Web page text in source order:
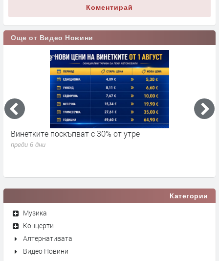
Коментирай
Още от Видео Новини
Винетките поскъпват с 30% от утре
преди 6 дни
Категории
Музика
Концерти
Алтернативата
Видео Новини